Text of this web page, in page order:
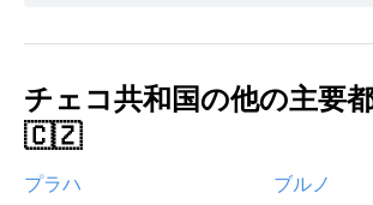
チェコ共和国の他の主要
🇨🇿
プラハ
ブルノ